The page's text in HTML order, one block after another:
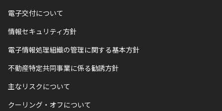
電子交付について
情報セキュリティ方針
電子情報処理組織の管理に関する基本方針
不動産特定共同事業に係る勧誘方針
主なリスクについて
クーリング・オフについて